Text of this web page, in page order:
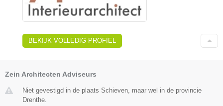
BEKIJK VOLLEDIG PROFIEL
Zein Architecten Adviseurs
Niet gevestigd in de plaats Schieven, maar wel in de provincie
Drenthe.